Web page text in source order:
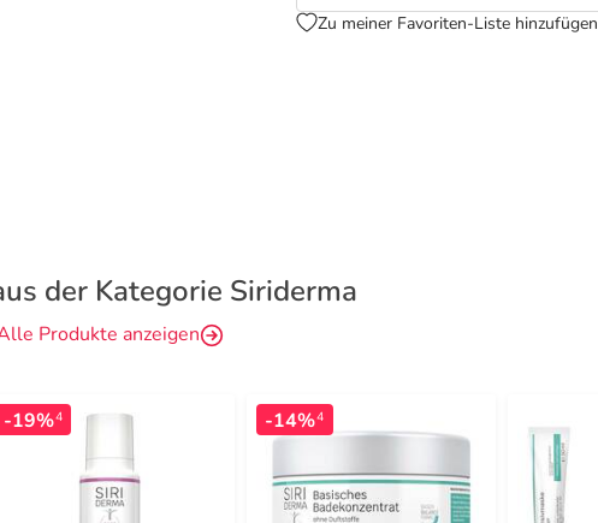
Zu meiner Favoriten-Liste hinzufügen
der Kategorie Siriderma
Produkte anzeigen
-19%4 -14%4